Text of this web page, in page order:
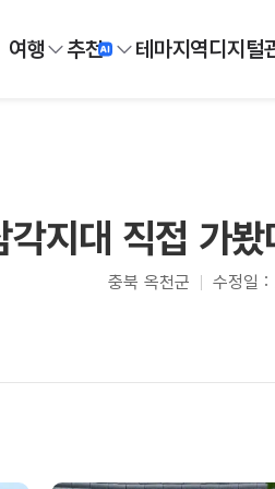
여행 추천 테마지역디지털
각지대 직접 가
충북 옥천군 수정일